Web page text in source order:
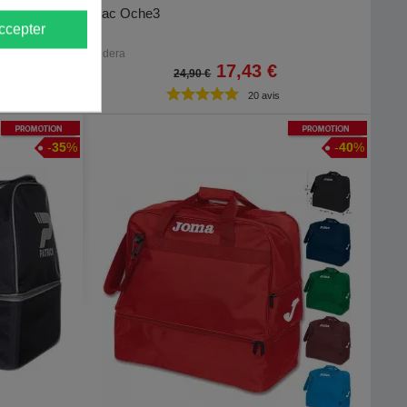
70L Sac Oche3
Eldera
24,90 € 17,43 €
20 avis
Promotion
-35%
Promotion
-40%